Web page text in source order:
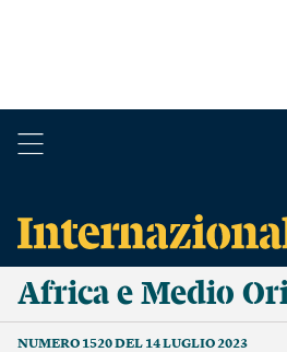
Africa e Medio
NUMERO 1520 DEL 14 LUGLIO 2023